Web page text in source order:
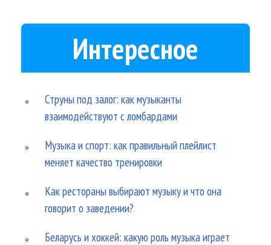
Интересное
Струны под залог: как музыканты
взаимодействуют с ломбардами
Музыка и спорт: как правильный плейлист
меняет качество тренировки
Как рестораны выбирают музыку и что она
говорит о заведении?
Беларусь и хоккей: какую роль музыка играет